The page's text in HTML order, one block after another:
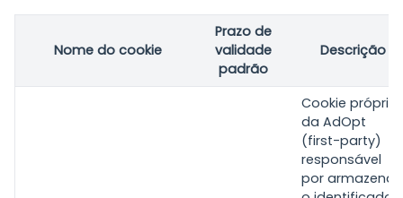
Nome do cookie
Prazo de
validade
padrão
Descrição
Cookie próprio
da AdOpt
(first-party)
responsável
por armazenar